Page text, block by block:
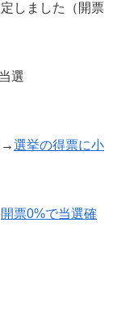
しました（開票
選
→選挙の得票に小
開票0%で当選確